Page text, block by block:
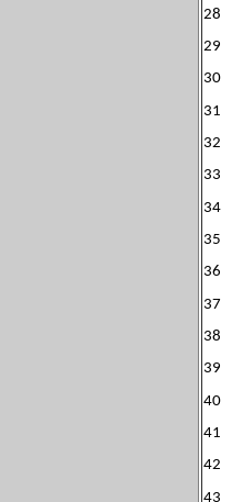
28
29
30
31
32
33
34
35
36
37
38
39
40
41
42
43